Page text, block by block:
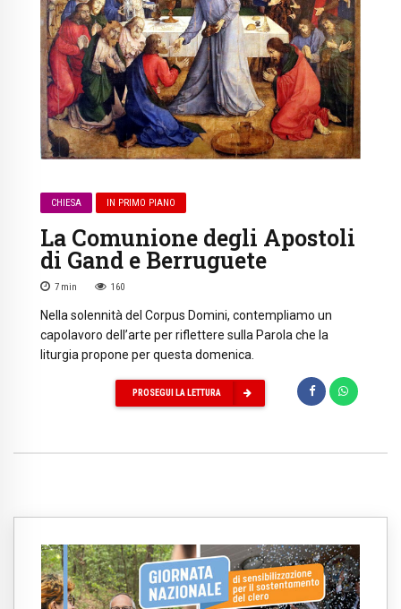
CHIESA IN PRIMO PIANO
La Comunione degli Apostoli
di Gand e Berruguete
7 min 160
Nella solennità del Corpus Domini, contempliamo un
capolavoro dell’arte per riflettere sulla Parola che la
liturgia propone per questa domenica.
PROSEGUI LA LETTURA